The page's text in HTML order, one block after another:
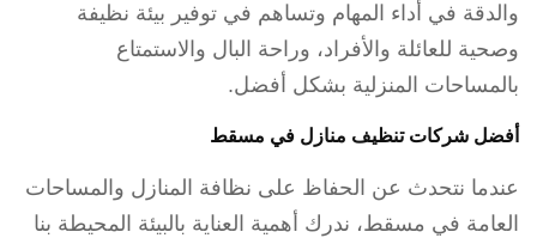
والدقة في أداء المهام وتساهم في توفير بيئة نظيفة
وصحية للعائلة والأفراد، وراحة البال والاستمتاع
بالمساحات المنزلية بشكل أفضل.
أفضل شركات تنظيف منازل في مسقط
عندما نتحدث عن الحفاظ على نظافة المنازل والمساحات
العامة في مسقط، ندرك أهمية العناية بالبيئة المحيطة بنا